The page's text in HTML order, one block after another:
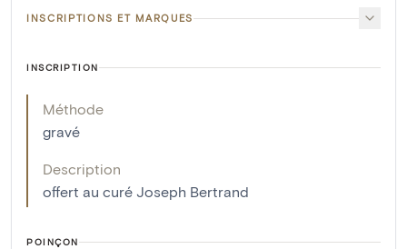
INSCRIPTIONS ET MARQUES
INSCRIPTION
Méthode
gravé
Description
offert au curé Joseph Bertrand
POINÇON